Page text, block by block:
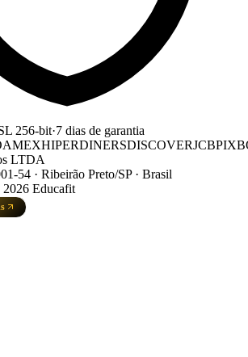
256-bit·7 dias de garantia
AMEXHIPERDINERSDISCOVERJCBPIX
LTDA
54 · Ribeirão Preto/SP · Brasil
2026 Educafit